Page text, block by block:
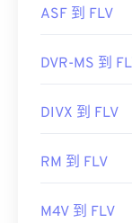
ASF 到 FLV
DVR-MS 到
DIVX 到 FLV
RM 到 FLV
M4V 到 FLV